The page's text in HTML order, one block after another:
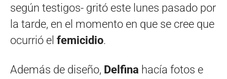
según testigos- gritó este lunes pasado por
la tarde, en el momento en que se cree que
ocurrió el femicidio.
Además de diseño, Delfina hacía fotos e